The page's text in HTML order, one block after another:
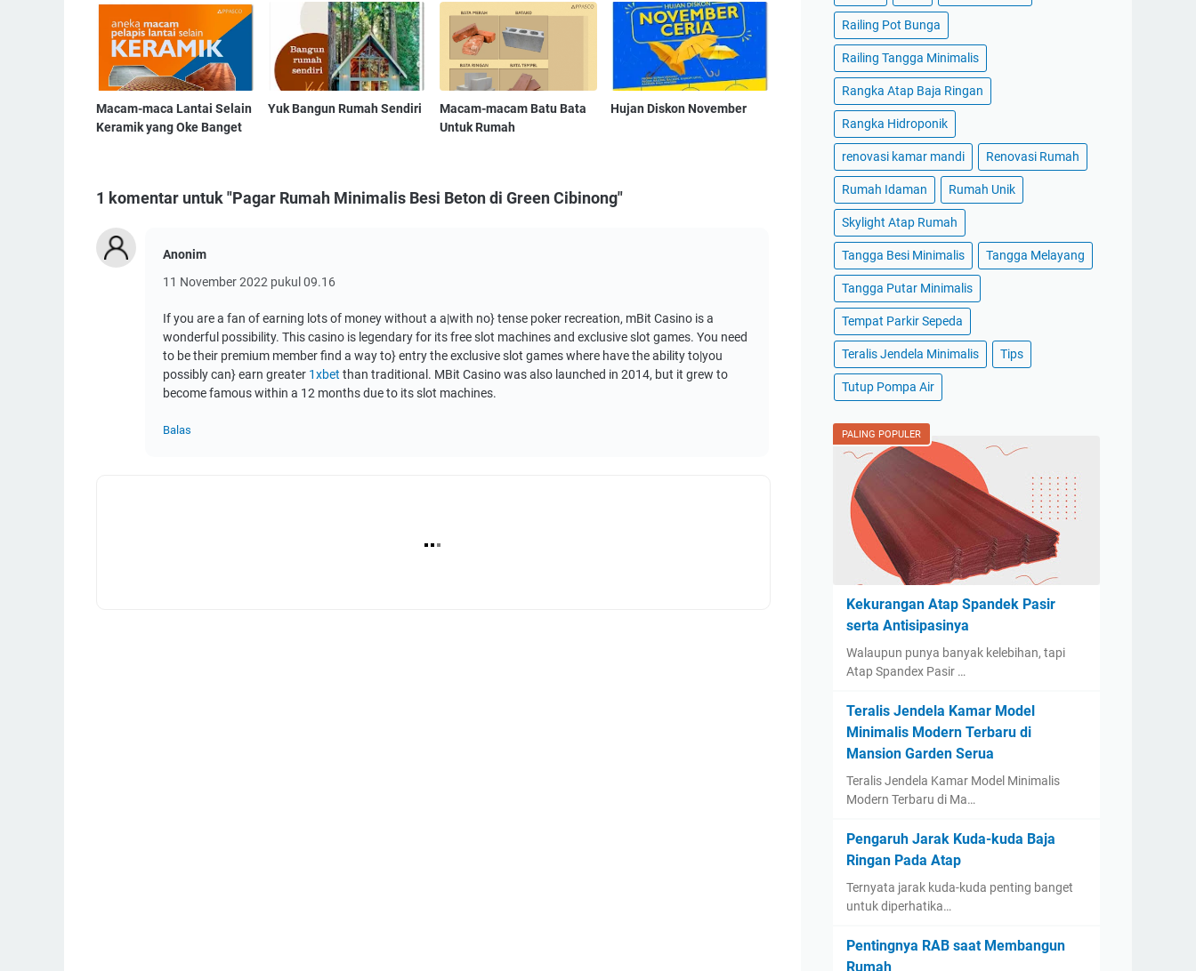
Macam-maca Lantai Selain
Keramik yang Oke Banget
Yuk Bangun Rumah Sendiri
Macam-macam Batu Bata
Untuk Rumah
Hujan Diskon November
1 komentar untuk "Pagar Rumah Minimalis Besi Beton di Green Cibinong"
Anonim
11 November 2022 pukul 09.16
If you are a fan of earning lots of money without a a|with no} tense poker recreation, mBit Casino is a
wonderful possibility. This casino is legendary for its free slot machines and exclusive slot games. You need
to be their premium member find a way to} entry the exclusive slot games where have the ability to|you
possibly can} earn greater 1xbet than traditional. MBit Casino was also launched in 2014, but it grew to
become famous within a 12 months due to its slot machines.
Balas
Railing Pot Bunga
Railing Tangga Minimalis
Rangka Atap Baja Ringan
Rangka Hidroponik
renovasi kamar mandi Renovasi Rumah
Rumah Idaman Rumah Unik
Skylight Atap Rumah
Tangga Besi Minimalis Tangga Melayang
Tangga Putar Minimalis
Tempat Parkir Sepeda
Teralis Jendela Minimalis Tips
Tutup Pompa Air
PALING POPULER
Kekurangan Atap Spandek Pasir
serta Antisipasinya
Walaupun punya banyak kelebihan, tapi
Atap Spandex Pasir …
Teralis Jendela Kamar Model
Minimalis Modern Terbaru di
Mansion Garden Serua
Teralis Jendela Kamar Model Minimalis
Modern Terbaru di Ma…
Pengaruh Jarak Kuda-kuda Baja
Ringan Pada Atap
Ternyata jarak kuda-kuda penting banget
untuk diperhatika…
Pentingnya RAB saat Membangun
Rumah